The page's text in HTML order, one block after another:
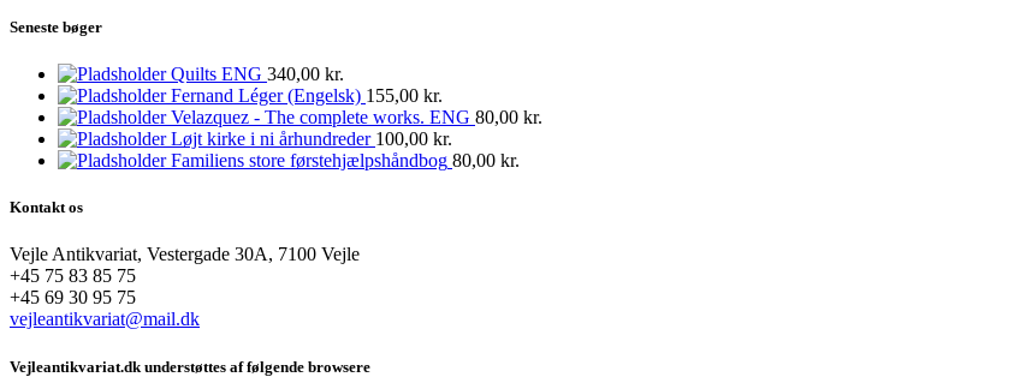
Seneste bøger
Quilts ENG 340,00 kr.
Fernand Léger (Engelsk) 155,00 kr.
Velazquez - The complete works. ENG 80,00 kr.
Løjt kirke i ni århundreder 100,00 kr.
Familiens store førstehjælpshåndbog 80,00 kr.
Kontakt os
Vejle Antikvariat, Vestergade 30A, 7100 Vejle
+45 75 83 85 75
+45 69 30 95 75
vejleantikvariat@mail.dk
Vejleantikvariat.dk understøttes af følgende browsere